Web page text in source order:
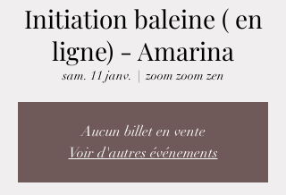
Initiation baleine ( en
ligne) - Amarina
sam. 11 janv.
  |
zoom zoom zen
Aucun billet en vente
Voir d'autres événements